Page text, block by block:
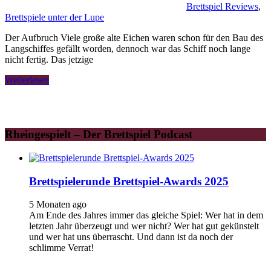
Brettspiel Reviews,
Brettspiele unter der Lupe
Der Aufbruch Viele große alte Eichen waren schon für den Bau des
Langschiffes gefällt worden, dennoch war das Schiff noch lange
nicht fertig. Das jetzige
Weiterlesen
Rheingespielt – Der Brettspiel Podcast
Brettspielerunde Brettspiel-Awards 2025
5 Monaten ago
Am Ende des Jahres immer das gleiche Spiel: Wer hat in dem
letzten Jahr überzeugt und wer nicht? Wer hat gut gekünstelt
und wer hat uns überrascht. Und dann ist da noch der
schlimme Verrat!